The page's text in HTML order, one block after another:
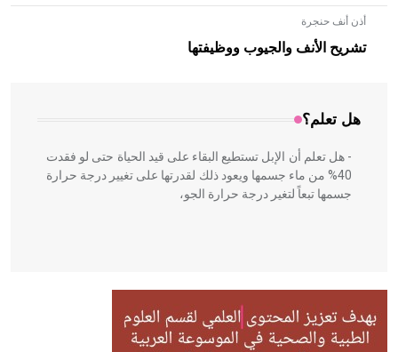
أذن أنف حنجرة
تشريح الأنف والجيوب ووظيفتها
هل تعلم؟
- هل تعلم أن الأبلق نوع من الفنون الهندسية التي ارتبطت
بالعمارة الإسلامية في بلاد الشام ومصر خاصة، حيث يحرص
المعمار على بناء مداميكه وخاصة في الواجهات
- هل تعلم أن الإبل تستطيع البقاء على قيد الحياة حتى لو فقدت
40% من ماء جسمها ويعود ذلك لقدرتها على تغيير درجة حرارة
جسمها تبعاً لتغير درجة حرارة الجو،
- هل تعلم أن أبقراط كتب في الطب أربعة مؤلفات هي:
الحكم، الأدلة، تنظيم التغذية، ورسالته في جروح الرأس. ويعود
له الفضل بأنه حرر الطب من الدين والفلسفة.